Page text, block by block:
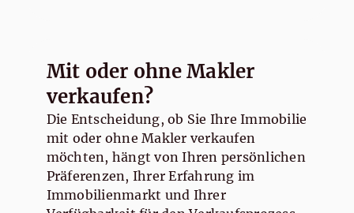
Reparaturen und Wartung, professionelle
Reinigung, Home Staging und Inspektionen.
In allen Fällen ist es ratsam, mit einem
Immobilienexperten zu sprechen, um die
besten Optionen für Ihren spezifischen Fall
zu ermitteln und den Return on Investment
zu maximieren.
Mit oder ohne Makler
verkaufen?
Die Entscheidung, ob Sie Ihre Immobilie
mit oder ohne Makler verkaufen
möchten, hängt von Ihren persönlichen
Präferenzen, Ihrer Erfahrung im
Immobilienmarkt und Ihrer